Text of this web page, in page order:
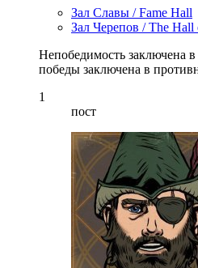
Зал Славы / Fame Hall
Зал Черепов / The Hall
Непобедимость заключена
победы заключена в
1
пост